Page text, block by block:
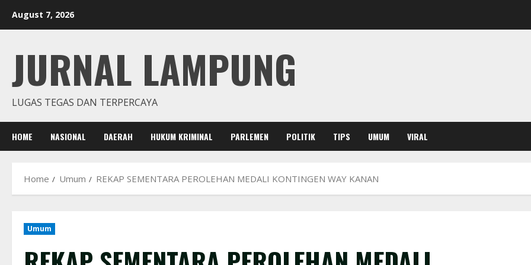
August 7, 2026
JURNAL LAMPUNG
LUGAS TEGAS DAN TERPERCAYA
HOME NASIONAL DAERAH HUKUM KRIMINAL PARLEMEN POLITIK TIPS UMUM VIRAL
Home Umum REKAP SEMENTARA PEROLEHAN MEDALI KONTINGEN WAY KANAN
Umum